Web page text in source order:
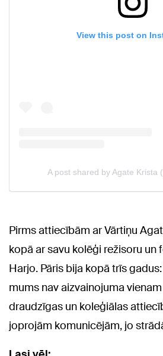
Pirms attiecībām ar Vārtiņu
kopā ar savu kolēģi režisoru un
Harjo. Pāris bija kopā trīs
mums nav aizvainojuma
draudzīgas un koleģiālas
joprojām komunicējām, jo